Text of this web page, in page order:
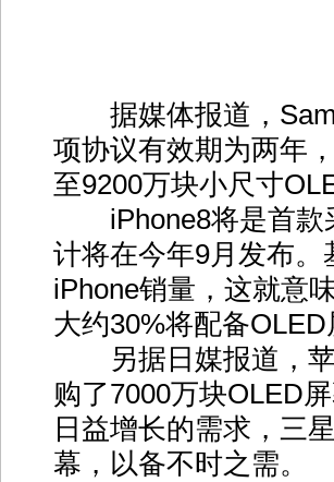
据媒体报道，
项协议有效期为两年
至9200万块小尺寸
iPhone8将是首款
计将在今年9月发布
iPhone销量，这就意
大约30%将配备OLED
另据日媒报道，苹
购了7000万块OLED
日益增长的需求，三
幕，以备不时之需。